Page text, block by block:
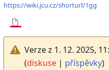
https://wiki.jcu.cz/shorturl/1gg
Verze z 1. 12. 2025,
(diskuse| příspěvky)